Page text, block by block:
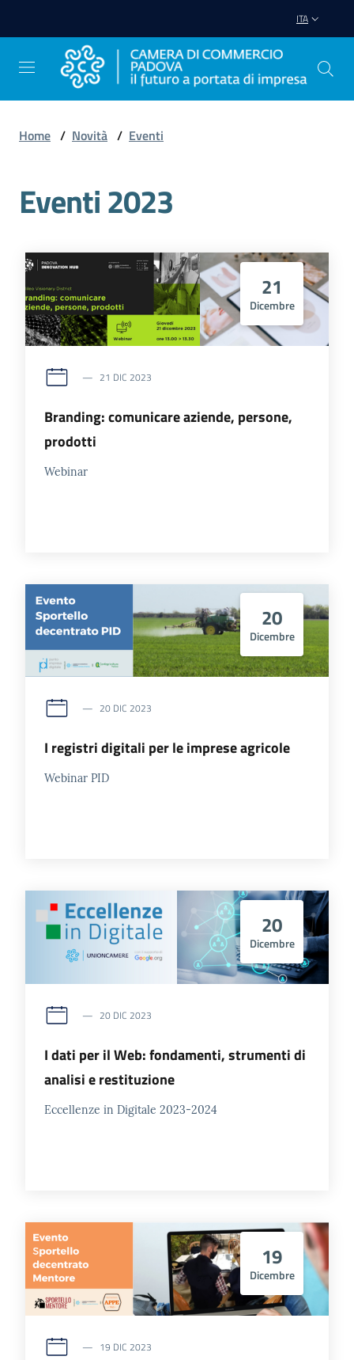
ITA
Impresa
Promuovere
Impresa
territorio
Tutelare
Impresa
Digitale
La
Camera
Servizi
tter
Sala
Stampa
Home / Novità / Eventi
Eventi 2023
21
Dicembre
21 DIC 2023
Branding: comunicare aziende, persone,
prodotti
Webinar
20
Dicembre
20 DIC 2023
I registri digitali per le imprese agricole
Webinar PID
20
Dicembre
20 DIC 2023
I dati per il Web: fondamenti, strumenti di
analisi e restituzione
Eccellenze in Digitale 2023-2024
19
Dicembre
19 DIC 2023